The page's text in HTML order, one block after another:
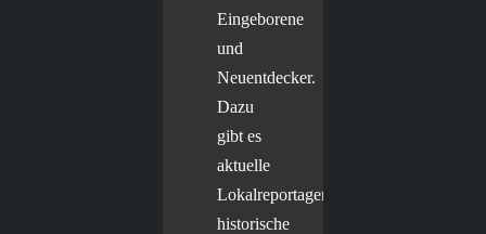
Eingeborene
und
Neuentdecker.
Dazu
gibt es
aktuelle
Lokalreportagen,
historische